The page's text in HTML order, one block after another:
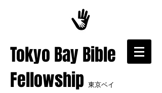
​Tokyo Bay Bible
Fellowship 東京ベイ